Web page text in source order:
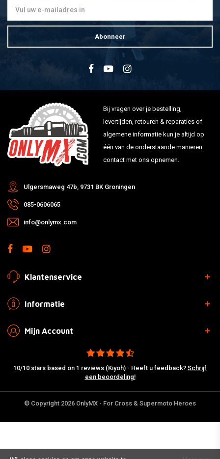
Abonneer
Bij vragen over je bestelling,
levertijden, retouren & reparaties of
algemene informatie kun je altijd op
één van de onderstaande manieren
contact met ons opnemen.
Ulgersmaweg 47b, 9731 BK Groningen
085-0606065
info@onlymx.com
Klantenservice
Informatie
Mijn Account
10/10 stars based on 1 reviews (Kiyoh) - Heeft u feedback? Schrijf
een beoordeling!
© Copyright 2026 OnlyMX - For Cross & Supermoto Heroes